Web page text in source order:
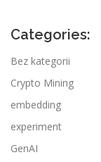
Categories:
Bez kategorii
Crypto Mining
embedding
experiment
GenAI